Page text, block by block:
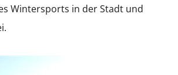
Wintersports in der Stadt und